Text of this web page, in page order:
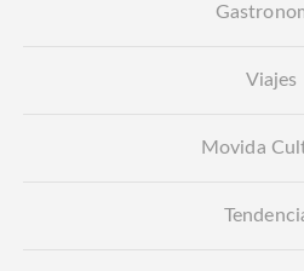
Viajes
Movida